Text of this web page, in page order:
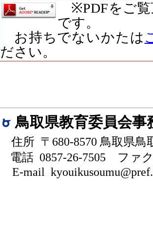
※PDFをご覧
です。
お持ちでないかたは
ださい。
鳥取県教育委員会事
住所 〒680-8570 鳥取県鳥
電話 0857-26-7505
ファ
E-mail